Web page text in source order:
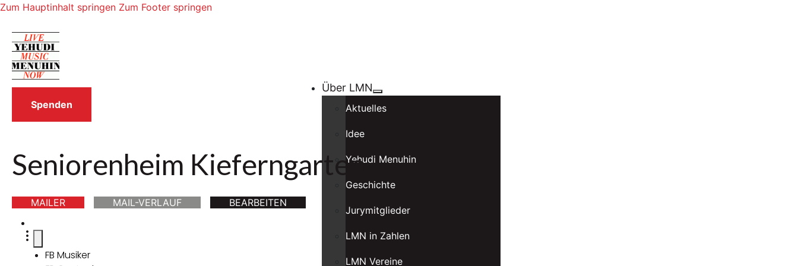
Zum Hauptinhalt springen Zum Footer springen
Über LMN
Aktuelles
Idee
Yehudi Menuhin
Geschichte
Jurymitglieder
LMN in Zahlen
LMN Vereine
Spenden
Seniorenheim Kieferngarten
MAILER MAIL-VERLAUF BEARBEITEN
FB Musiker